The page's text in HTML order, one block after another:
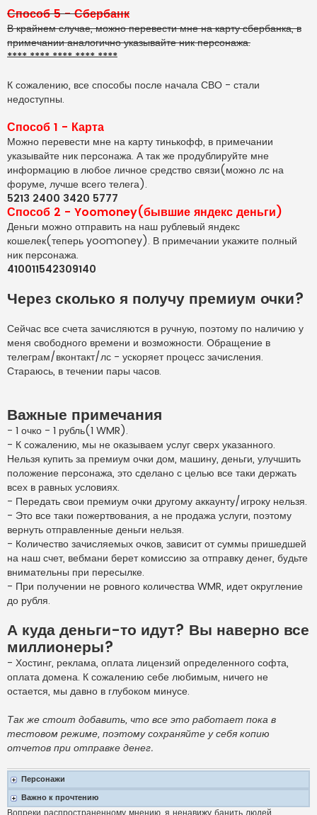
Способ 5 - Сбербанк
В крайнем случае, можно перевести мне на карту сбербанка, в
примечании аналогично указывайте ник персонажа.
**** **** **** **** ****
К сожалению, все способы после начала СВО - стали
недоступны.
Способ 1 - Карта
Можно перевести мне на карту тинькофф, в примечании
указывайте ник персонажа. А так же продублируйте мне
информацию в любое личное средство связи(можно лс на
форуме, лучше всего телега).
5213 2400 3420 5777
Способ 2 - Yoomoney(бывшие яндекс деньги)
Деньги можно отправить на наш рублевый яндекс
кошелек(теперь yoomoney). В примечании укажите полный
ник персонажа.
410011542309140
Через сколько я получу премиум очки?
Сейчас все счета зачисляются в ручную, поэтому по наличию у
меня свободного времени и возможности. Обращение в
телеграм/вконтакт/лс - ускоряет процесс зачисления.
Стараюсь, в течении пары часов.
Важные примечания
- 1 очко - 1 рубль(1 WMR).
- К сожалению, мы не оказываем услуг сверх указанного.
Нельзя купить за премиум очки дом, машину, деньги, улучшить
положение персонажа, это сделано с целью все таки держать
всех в равных условиях.
- Передать свои премиум очки другому аккаунту/игроку нельзя.
- Это все таки пожертвования, а не продажа услуги, поэтому
вернуть отправленные деньги нельзя.
- Количество зачисляемых очков, зависит от суммы пришедшей
на наш счет, вебмани берет комиссию за отправку денег, будьте
внимательны при пересылке.
- При получении не ровного количества WMR, идет округление
до рубля.
А куда деньги-то идут? Вы наверно все
миллионеры?
- Хостинг, реклама, оплата лицензий определенного софта,
оплата домена. К сожалению себе любимым, ничего не
остается, мы давно в глубоком минусе.
Так же стоит добавить, что все это работает пока в
тестовом режиме, поэтому сохраняйте у себя копию
отчетов при отправке денег.
Персонажи
Важно к прочтению